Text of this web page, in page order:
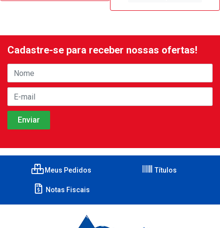
Cadastre-se para receber nossas ofertas!
Meus Pedidos Títulos
Notas Fiscais